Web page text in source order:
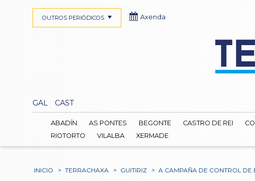
GAL CAST
OUTROS PERIÓDICOS Axenda
ABADÍN AS PONTES BEGONTE CASTRO DE REI
RIOTORTO
VILALBA XERMADE
INICIO > TERRACHAXA > GUITIRIZ > A CAMPAÑA DE CONTROL DE